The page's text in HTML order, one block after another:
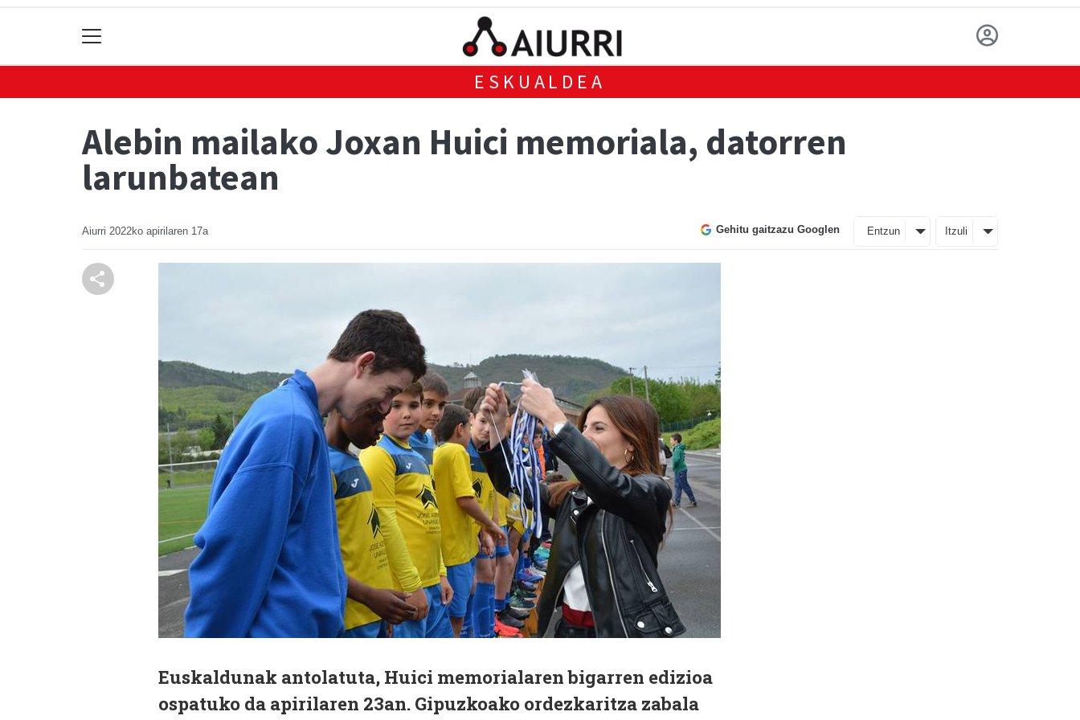
ESKUALDEA
Alebin mailako Joxan Huici memoriala, datorren
larunbatean
Aiurri 2022ko apirilaren 17a Gehitu gaitzazu Googlen Entzun Itzuli
Euskaldunak antolatuta, Huici memorialaren bigarren edizioa
ospatuko da apirilaren 23an. Gipuzkoako ordezkaritza zabala